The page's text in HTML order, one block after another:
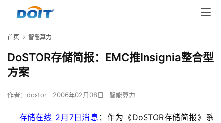
首页 智能算力
DoSTOR存储简报：EMC推Insignia整合型
方案
作者： dostor 2006年02月08日 智能算力
存储在线 2月7日消息 ：作为《DoSTOR存储简报》系